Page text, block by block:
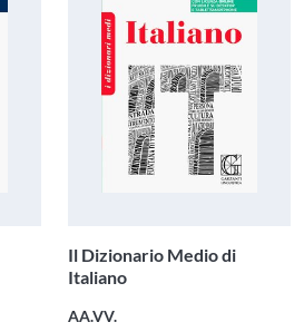
Il Dizionario Medio di
Italiano
AA.VV.